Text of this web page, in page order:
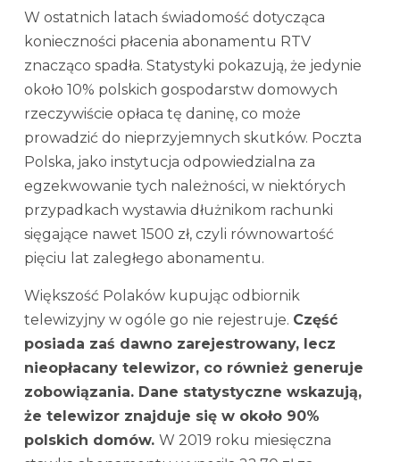
W ostatnich latach świadomość dotycząca
konieczności płacenia abonamentu RTV
znacząco spadła. Statystyki pokazują, że jedynie
około 10% polskich gospodarstw domowych
rzeczywiście opłaca tę daninę, co może
prowadzić do nieprzyjemnych skutków. Poczta
Polska, jako instytucja odpowiedzialna za
egzekwowanie tych należności, w niektórych
przypadkach wystawia dłużnikom rachunki
sięgające nawet 1500 zł, czyli równowartość
pięciu lat zaległego abonamentu.
Większość Polaków kupując odbiornik
telewizyjny w ogóle go nie rejestruje. Część
posiada zaś dawno zarejestrowany, lecz
nieopłacany telewizor, co również generuje
zobowiązania. Dane statystyczne wskazują,
że telewizor znajduje się w około 90%
polskich domów. W 2019 roku miesięczna